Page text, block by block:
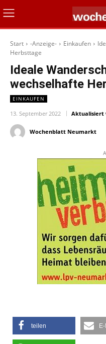
Start -Anzeige- Einkaufen
Herbsttage
Ideale
wechselhafte
EINKAUFEN
13. September 2022 Aktualisiert
Wochenblatt Neumarkt
teilen